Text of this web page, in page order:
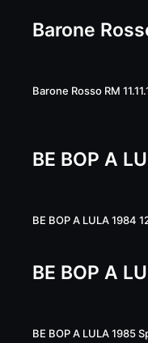
Barone
Barone Rosso RM
BE BOP A
BE BOP A LULA 1984
BE BOP A
BE BOP A LULA 1985